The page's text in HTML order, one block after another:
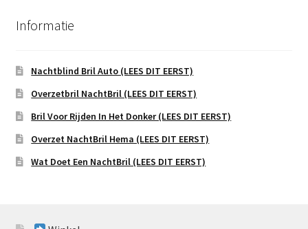
Informatie
Nachtblind Bril Auto (LEES DIT EERST)
Overzetbril NachtBril (LEES DIT EERST)
Bril Voor Rijden In Het Donker (LEES DIT EERST)
Overzet NachtBril Hema (LEES DIT EERST)
Wat Doet Een NachtBril (LEES DIT EERST)